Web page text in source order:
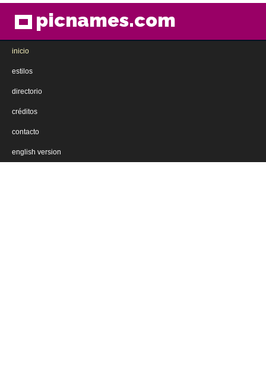
picnames.com
inicio
estilos
directorio
créditos
contacto
english version